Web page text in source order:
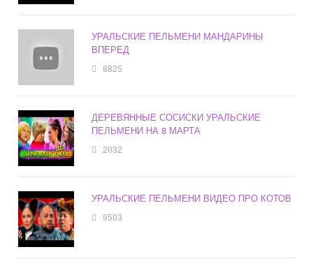
УРАЛЬСКИЕ ПЕЛЬМЕНИ МАНДАРИНЫ
ВПЕРЕД
8825
ДЕРЕВЯННЫЕ СОСИСКИ УРАЛЬСКИЕ
ПЕЛЬМЕНИ НА 8 МАРТА
2032
УРАЛЬСКИЕ ПЕЛЬМЕНИ ВИДЕО ПРО КОТОВ
9503